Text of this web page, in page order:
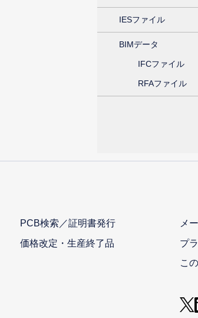
IESファイル
BIMデータ
IFCファイル
RFAファイル
PCB検索／証明書発行
価格改定・生産終了品
メ
プ
こ